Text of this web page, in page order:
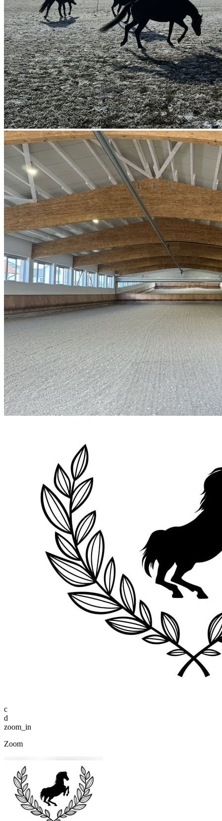
c
d
zoom_in
Zoom